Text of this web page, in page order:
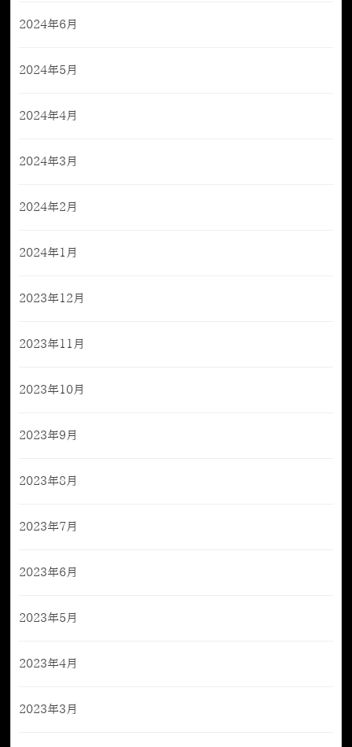
2024年6月
2024年5月
2024年4月
2024年3月
2024年2月
2024年1月
2023年12月
2023年11月
2023年10月
2023年9月
2023年8月
2023年7月
2023年6月
2023年5月
2023年4月
2023年3月